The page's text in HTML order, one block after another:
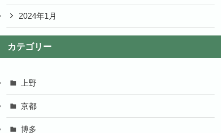
2024年1月
カテゴリー
上野
京都
博多